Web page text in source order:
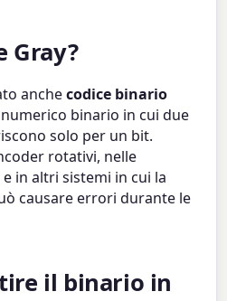
Gray?
anchecodice binario
binario in cui due
solo per un bit.
rotativi, nelle
in altri sistemi in cui la
causare errori durante le
il binario in